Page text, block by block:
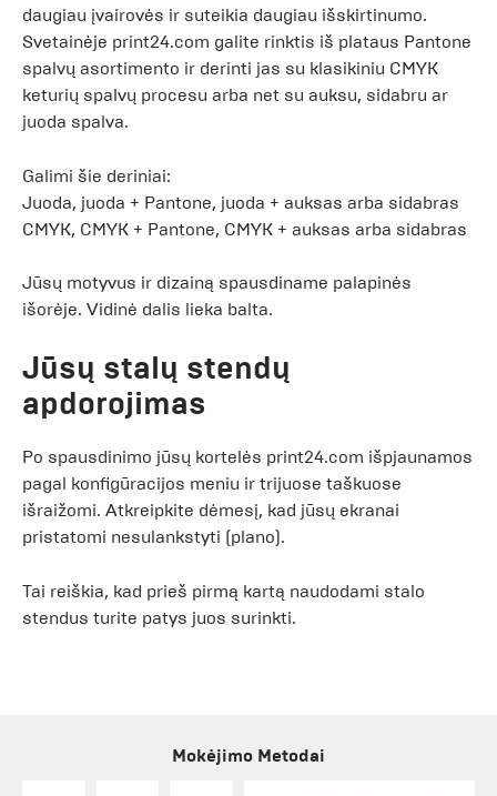
daugiau įvairovės ir suteikia daugiau išskirtinumo.
Svetainėje print24.com galite rinktis iš plataus Pantone
spalvų asortimento ir derinti jas su klasikiniu CMYK
keturių spalvų procesu arba net su auksu, sidabru ar
juoda spalva.
Galimi šie deriniai:
Juoda, juoda + Pantone, juoda + auksas arba sidabras
CMYK, CMYK + Pantone, CMYK + auksas arba sidabras
Jūsų motyvus ir dizainą spausdiname palapinės
išorėje. Vidinė dalis lieka balta.
Jūsų stalų stendų
apdorojimas
Po spausdinimo jūsų kortelės print24.com išpjaunamos
pagal konfigūracijos meniu ir trijuose taškuose
išraižomi. Atkreipkite dėmesį, kad jūsų ekranai
pristatomi nesulankstyti (plano).
Tai reiškia, kad prieš pirmą kartą naudodami stalo
stendus turite patys juos surinkti.
Mokėjimo Metodai